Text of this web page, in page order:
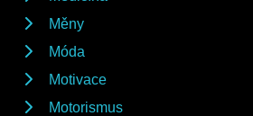
Měny
Móda
Motivace
Motorismus